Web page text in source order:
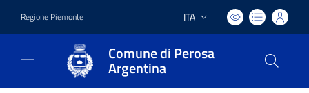
Regione Piemonte Lingua attiva:
ITA
Comune di Perosa
Argentina